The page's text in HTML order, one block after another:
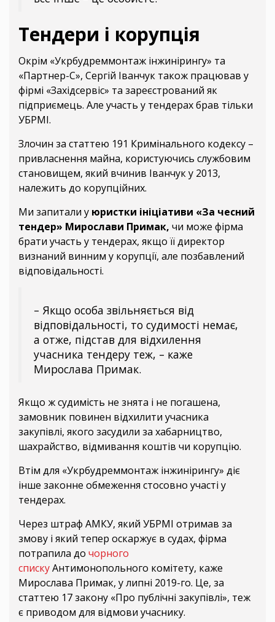
Тендери і корупція
Окрім «Укрбудреммонтаж інжинірингу» та
«Партнер-С», Сергій Іванчук також працював у
фірмі «Західсервіс» та зареєстрований як
підприємець. Але участь у тендерах брав тільки
УБРМІ.
Злочин за статтею 191 Кримінального кодексу –
привласнення майна, користуючись службовим
становищем, який вчинив Іванчук у 2013,
належить до корупційних.
Ми запитали у юристки ініціативи «За чесний
тендер» Мирослави Примак, чи може фірма
брати участь у тендерах, якщо її директор
визнаний винним у корупції, але позбавлений
відповідальності.
– Якщо особа звільняється від
відповідальності, то судимості немає,
а отже, підстав для відхилення
учасника тендеру теж, – каже
Мирослава Примак.
Якщо ж судимість не знята і не погашена,
замовник повинен відхилити учасника
закупівлі, якого засудили за хабарництво,
шахрайство, відмивання коштів чи корупцію.
Втім для «Укрбудреммонтаж інжинірингу» діє
інше законне обмеження стосовно участі у
тендерах.
Через штраф АМКУ, який УБРМІ отримав за
змову і який тепер оскаржує в судах, фірма
потрапила до чорного
спискуАнтимонопольного комітету, каже
Мирослава Примак, у липні 2019-го. Це, за
статтею 17 закону «Про публічні закупівлі», теж
є приводом для відмови учаснику.